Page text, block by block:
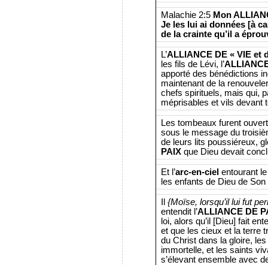
Malachie 2:5 Mon
Je les lui ai données [à
de la crainte qu’il a
L’ALLIANCE DE « VIE et
les fils de Lévi, l’
apporté des bénédictions
maintenant de la
chefs spirituels, mais qui,
méprisables et vils devant
Les tombeaux furent
sous le message du
de leurs lits poussiéreux,
PAIXque Dieu devait
Et l’arc-en-ciel entourant
les enfants de Dieu de Son
{Moïse, lorsqu’il lui fut
entendit l’ALLIANCE DE
loi, alors qu’il [Dieu] fait
et que les cieux et la terre
du Christ dans la gloire,
immortelle, et les saints
s’élevant ensemble avec